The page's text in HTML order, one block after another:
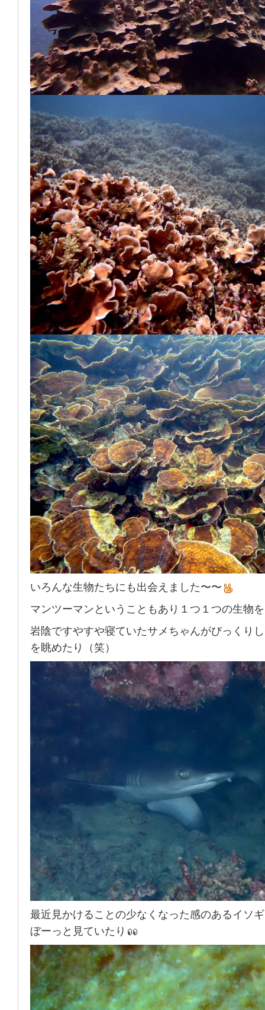
いろんな生物たちにも出会えました〜〜
マンツーマンということもあり１つ１つの生物
岩陰ですやすや寝ていたサメちゃんがびっくり
を眺めたり（笑）
最近見かけることの少なくなった感のあるイソ
ぼーっと見ていたり